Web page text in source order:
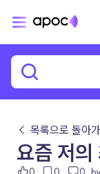
← 목록으로 돌아가
요즘 저